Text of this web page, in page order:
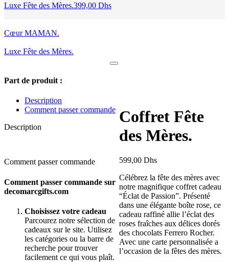
Luxe Fête des Mères.399,00 Dhs
Cœur MAMAN.
Luxe Fête des Mères.
Part de produit :
Coffret Fête
des Mères.
599,00 Dhs
Célébrez la fête des mères avec
notre magnifique coffret cadeau
“Éclat de Passion”. Présenté
dans une élégante boîte rose, ce
cadeau raffiné allie l’éclat des
roses fraîches aux délices dorés
des chocolats Ferrero Rocher.
Avec une carte personnalisée a
l’occasion de la fêtes des mères.
Description
Comment passer commande
Description
Comment passer commande
Comment passer commande sur
decomarcgifts.com
Choisissez votre cadeau
Parcourez notre sélection de
cadeaux sur le site. Utilisez
les catégories ou la barre de
recherche pour trouver
facilement ce qui vous plaît.